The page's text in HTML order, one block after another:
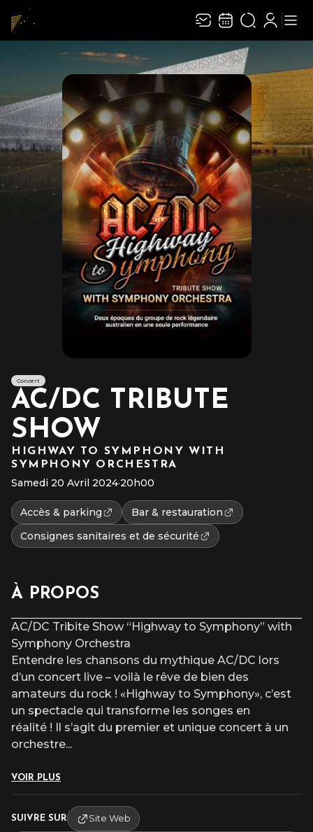
Recevez toute l’actualité en vous abonnant à
notre newsletter :
ENVOYER
Rivaj Group traite votre adresse électronique pour la gestion de votre
abonnement à la newsletter de
Le Capitole en Champagne. Vous pouvez retirer
votre consentement à tout moment. Pour en savoir plus, consultez notre
politique de protection des données.
Concert
AC/DC TRIBUTE
SHOW
HIGHWAY TO SYMPHONY WITH
SYMPHONY ORCHESTRA
Samedi 20 Avril 2024·20h00
Accès & parking
Bar & restauration
Consignes sanitaires et de sécurité
À PROPOS
AC/DC Tribite Show “Highway to Symphony” with
Symphony Orchestra
Entendre les chansons du mythique AC/DC lors
d’un concert live – voilà le rêve de bien des
amateurs du rock ! «Highway to Symphony», c’est
un spectacle qui transforme les songes en
réalité ! Il s’agit du premier et unique concert à un
orchestre...
VOIR PLUS
SUIVRE SUR Site Web